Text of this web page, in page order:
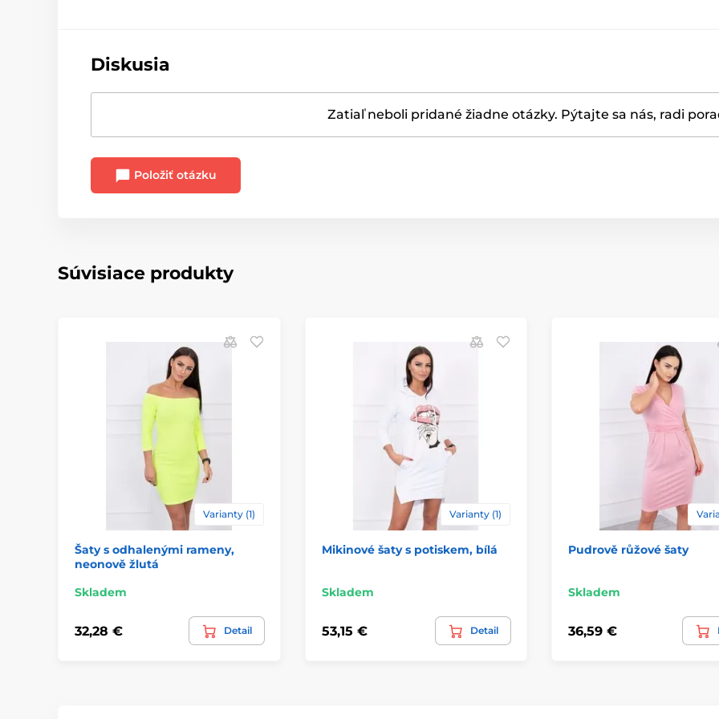
Diskusia
Zatiaľ neboli pridané žiadne otázky. Pýtajte sa nás, radi
Položiť otázku
Súvisiace produkty
Varianty (1)
Šaty s odhalenými rameny,
neonově žlutá
Skladem
32,28 € Detail
Varianty (1)
Mikinové šaty s potiskem, bílá
Skladem
53,15 € Detail
Pudrově růžové šaty
Skladem
36,59 €